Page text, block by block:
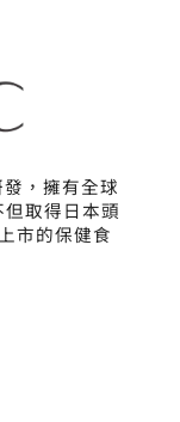
，擁有全球
取得日本頭
市的保健食